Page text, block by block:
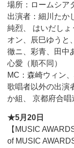
場所：ロームシア
出演者：細川たか
純烈、 はいだし
オン、辰巳ゆうと
徹ニ、彩青、田中
心愛（順不同）
MC：森崎ウィン
歌唱者以外の出演
か組、 京都府合唱
★5月20日
【MUSIC
of MUSIC